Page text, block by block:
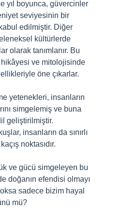
yıl boyunca, güvercinler
seviyesinin bir
edilmiştir. Diğer
kültürlerde
olarak tanımlanır. Bu
ve mitolojisinde
öne çıkarlar.
yetenekleri, insanların
simgelemiş ve buna
geliştirilmiştir.
insanların da sınırlı
noktasıdır.
ve gücü simgeleyen bu
doğanın efendisi olmayı
sadece bizim hayal
mü?